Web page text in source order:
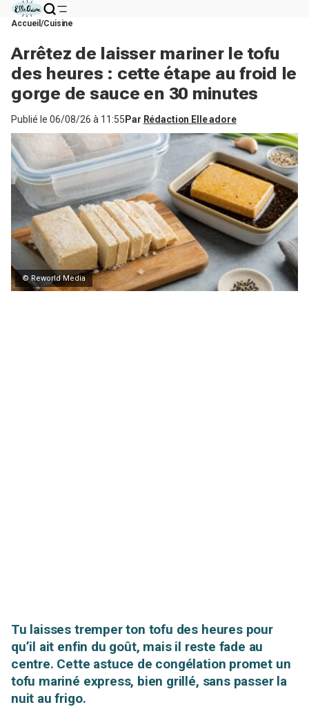
Accueil Cuisine
Arrêtez de laisser mariner le tofu
des heures : cette étape au froid le
gorge de sauce en 30 minutes
Publié le 06/08/26 à 11:55 Par Rédaction Elle adore
© Reworld Media
Tu laisses tremper ton tofu des heures pour
qu’il ait enfin du goût, mais il reste fade au
centre. Cette astuce de congélation promet un
tofu mariné express, bien grillé, sans passer la
nuit au frigo.